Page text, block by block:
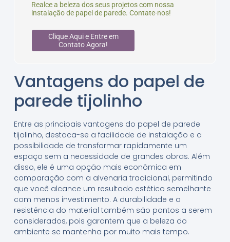
Realce a beleza dos seus projetos com nossa
instalação de papel de parede. Contate-nos!
Clique Aqui e Entre em
Contato Agora!
Vantagens do papel de
parede tijolinho
Entre as principais vantagens do papel de parede
tijolinho, destaca-se a facilidade de instalação e a
possibilidade de transformar rapidamente um
espaço sem a necessidade de grandes obras. Além
disso, ele é uma opção mais econômica em
comparação com a alvenaria tradicional, permitindo
que você alcance um resultado estético semelhante
com menos investimento. A durabilidade e a
resistência do material também são pontos a serem
considerados, pois garantem que a beleza do
ambiente se mantenha por muito mais tempo.